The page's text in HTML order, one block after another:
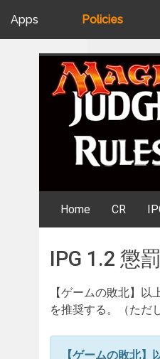
Apps
JudgeApps
Policies
IPG
JAR
Skip
to
content
Rules
Home CR
IPG 1.2 懲
【ゲームの敗北】
を推奨する。（ただ
【ゲームの敗北